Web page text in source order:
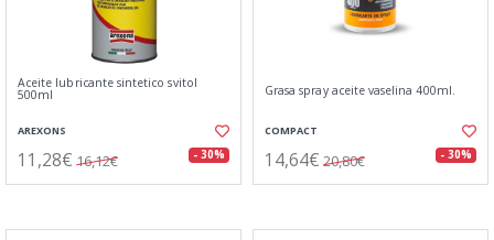
Aceite lubricante sintetico svitol
500ml
AREXONS
11,28€ 16,12€ - 30%
Grasa spray aceite vaselina 400ml.
COMPACT
14,64€ 20,80€ - 30%